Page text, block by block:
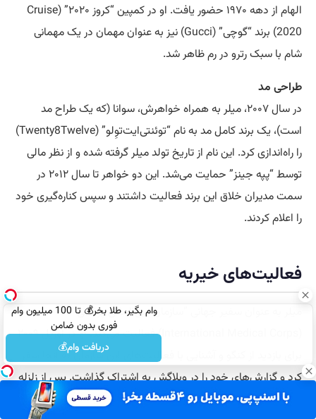
وام بگیر، طلا بخر💰 تا 100 میلیون وام
فوری بدون ضامن
دریافت وام💰
الهام از دهه ۱۹۷۰ حضور یافت. او در کمپین “کروز ۲۰۲۰” (Cruise
2020) برند “گوچی” (Gucci) نیز به عنوان مهمان در یک مهمانی
شام با سبک رترو در رم ظاهر شد.
طراحی مد
در سال ۲۰۰۷، میلر به همراه خواهرش، سوانا (که یک طراح مد
است)، یک برند کامل مد به نام “توئنتی‌ایت‌توِلو” (Twenty8Twelve)
را راه‌اندازی کرد. این نام از تاریخ تولد میلر گرفته شده و از نظر مالی
توسط “پپه جینز” حمایت می‌شد. این دو خواهر تا سال ۲۰۱۲ در
سمت مدیران خلاق این برند فعالیت داشتند و سپس کناره‌گیری خود
را اعلام کردند.
فعالیت‌های خیریه
میلر به عنوان سفیر جهانی “سازمان بین‌المللی پزشکی”
(International Medical Corps) فعالیت می‌کند. او در آوریل ۲۰۰۹
برای بازدید از کنگو و آشنایی با فعالیت‌های این سازمان به آنجا سفر
کرد و گزارش‌های خود را در وبلاگش به اشتراک گذاشت. پس از زلزله
سال ۲۰۱۰ هائیتی نیز به همراه این گروه به آنجا سفر کرد. میلر در